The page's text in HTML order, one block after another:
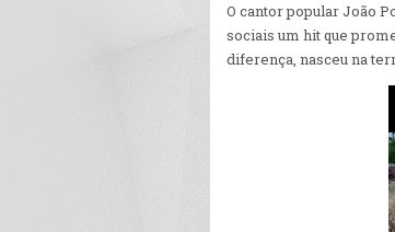
O cantor popular João
sociais um hit que
diferença, nasceu na